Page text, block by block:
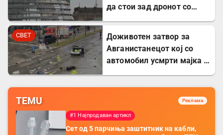
да стои зад дронот со
СВЕТ
Доживотен затвор за
Авганистанецот кој со
автомобил усмрти мајка и
TEMU Реклама
#1 Најпродаван артикл
Сет од 5 парчиња заштитник на кабли,